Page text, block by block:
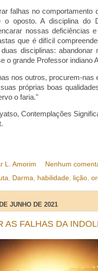
falhas no comportamento
o oposto. A disciplina do
nossas deficiências
que é difícil
disciplinas:
o grande Professor indiano
nos outros, procurem-
próprias boas
o faria."
Contemplações
L. Amorim
Nenhum
Darma habilidade lição
JUNHO DE 2021
AS FALHAS DA